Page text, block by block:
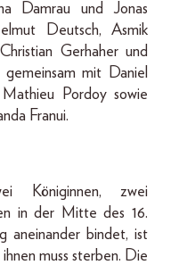
Damrau und Jonas
Deutsch, Asmik
Gerhaher und
mit Daniel
Pordoy sowie
Franui.
Königinnen, zwei
in der Mitte des 16.
aneinander bindet, ist
muss sterben. Die